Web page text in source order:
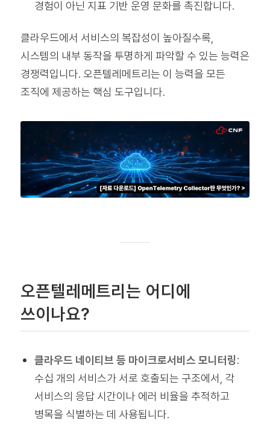
경험이 아닌 지표 기반 운영 문화를 촉진합니다.
클라우드에서 서비스의 복잡성이 높아질수록,
시스템의 내부 동작을 투명하게 파악할 수 있는 능력은
경쟁력입니다. 오픈텔레메트리는 이 능력을 모든
조직에 제공하는 핵심 도구입니다.
오픈텔레메트리는 어디에
쓰이나요?
클라우드 네이티브 등 마이크로서비스 모니터링:
수십 개의 서비스가 서로 호출되는 구조에서, 각
서비스의 응답 시간이나 에러 비율을 추적하고
병목을 식별하는 데 사용됩니다.